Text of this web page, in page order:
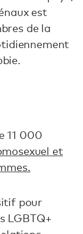
est
de la
11 000
et
pour
LGBTQ+